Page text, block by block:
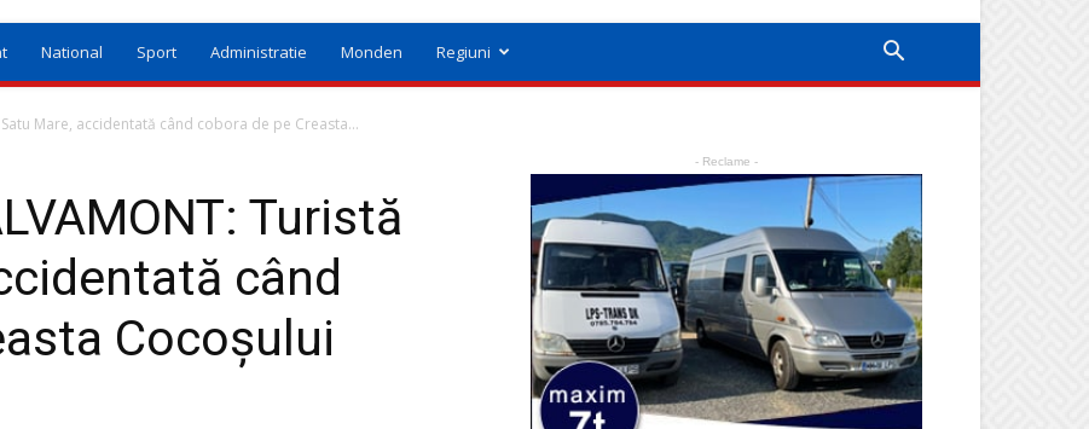
National Sport Administratie Monden Regiuni
Satu Mare, accidentată când cobora de pe Creasta...
Turistă
când
Cocoșului
- Reclame -